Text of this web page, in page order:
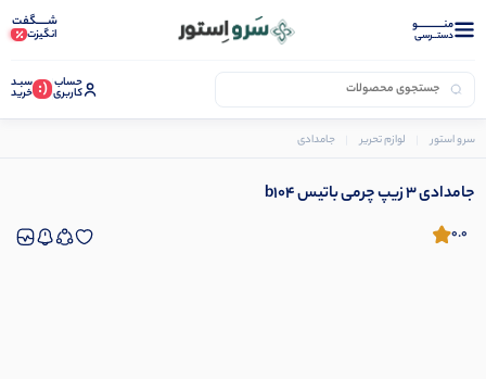
منــــــــــــو
دستــرسی
شـــــگفت
انگیزت
حساب
کاربری (: سبـد
خرید
سرو استور لوازم تحریر جامدادی
جامدادی 3 زیپ چرمی باتیس b104
0.0